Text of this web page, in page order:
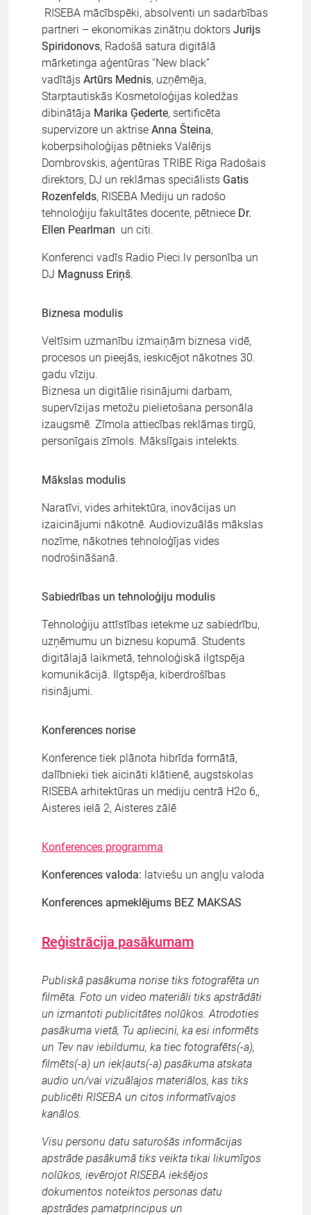
RISEBA mācībspēki, absolventi un sadarbības
partneri – ekonomikas zinātņu doktors Jurijs
Spiridonovs, Radošā satura digitālā
mārketinga aģentūras “New black”
vadītājs Artūrs Mednis, uzņēmēja,
Starptautiskās Kosmetoloģijas koledžas
dibinātāja Marika Ģederte, sertificēta
supervizore un aktrise Anna Šteina,
koberpsiholoģijas pētnieks Valērijs
Dombrovskis, aģentūras TRIBE Riga Radošais
direktors, DJ un reklāmas speciālists Gatis
Rozenfelds, RISEBA Mediju un radošo
tehnoloģiju fakultātes docente, pētniece Dr.
Ellen Pearlman un citi.
Konferenci vadīs Radio Pieci.lv personība un
DJ Magnuss Eriņš.
Biznesa modulis
Veltīsim uzmanību izmaiņām biznesa vidē,
procesos un pieejās, ieskicējot nākotnes 30.
gadu vīziju.
Biznesa un digitālie risinājumi darbam,
supervīzijas metožu pielietošana personāla
izaugsmē. Zīmola attiecības reklāmas tirgū,
personīgais zīmols. Mākslīgais intelekts.
Mākslas modulis
Naratīvi, vides arhitektūra, inovācijas un
izaicinājumi nākotnē. Audiovizuālās mākslas
nozīme, nākotnes tehnoloģījas vides
nodrošināšanā.
Sabiedrības un tehnoloģiju modulis
Tehnoloģiju attīstības ietekme uz sabiedrību,
uzņēmumu un biznesu kopumā. Students
digitālajā laikmetā, tehnoloģiskā ilgtspēja
komunikācijā. Ilgtspēja, kiberdrošības
risinājumi.
Konferences norise
Konference tiek plānota hibrīda formātā,
dalībnieki tiek aicināti klātienē, augstskolas
RISEBA arhitektūras un mediju centrā H2o 6,,
Aisteres ielā 2, Aisteres zālē
Konferences programma
Konferences valoda: latviešu un angļu valoda
Konferences apmeklējums BEZ MAKSAS
Reģistrācija pasākumam
Publiskā pasākuma norise tiks fotografēta un
filmēta. Foto un video materiāli tiks apstrādāti
un izmantoti publicitātes nolūkos. Atrodoties
pasākuma vietā, Tu apliecini, ka esi informēts
un Tev nav iebildumu, ka tiec fotografēts(-a),
filmēts(-a) un iekļauts(-a) pasākuma atskata
audio un/vai vizuālajos materiālos, kas tiks
publicēti RISEBA un citos informatīvajos
kanālos.
Visu personu datu saturošās informācijas
apstrāde pasākumā tiks veikta tikai likumīgos
nolūkos, ievērojot RISEBA iekšējos
dokumentos noteiktos personas datu
apstrādes pamatprincipus un